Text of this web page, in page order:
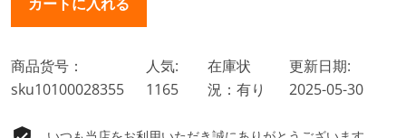
商品货号：
sku10100028355
人気:
1165
在庫状
況：有り
更新日期:
2025-05-30